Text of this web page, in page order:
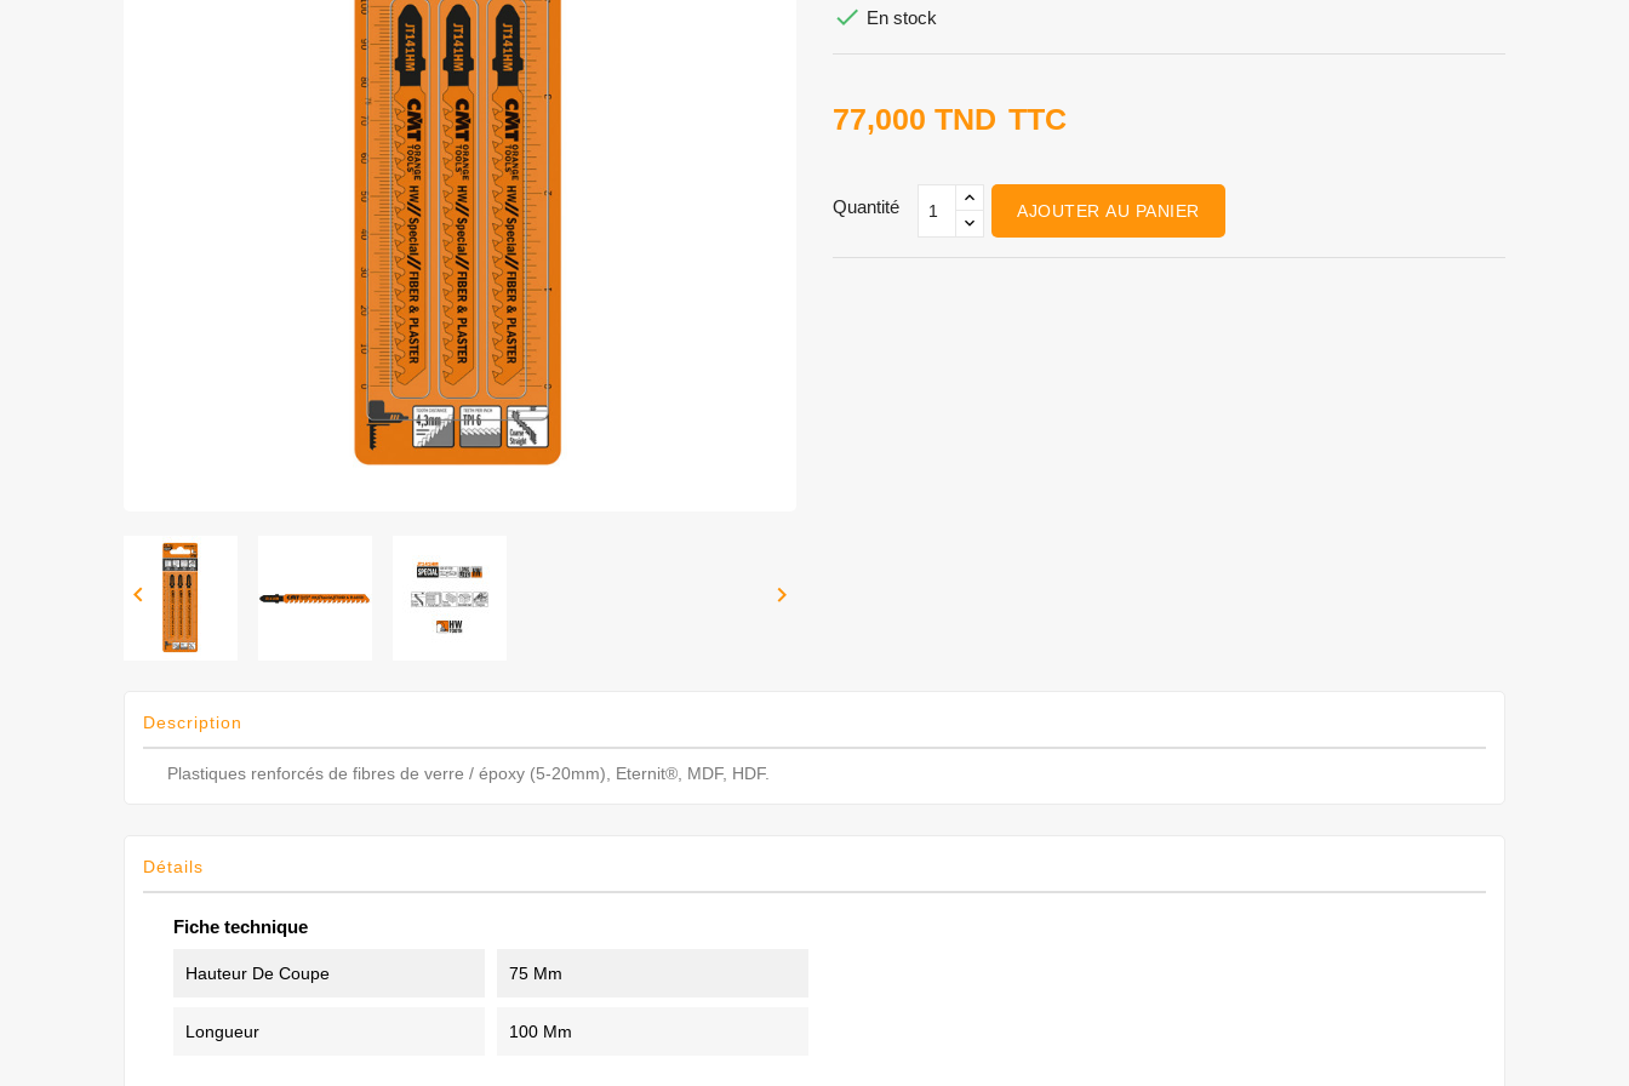
 
 En stock
77,000 TND TTC
Quantité AJOUTER AU PANIER
Description
Plastiques renforcés de fibres de verre / époxy (5-20mm), Eternit®, MDF, HDF.
Détails
Fiche technique
Hauteur De Coupe 75 Mm
Longueur 100 Mm